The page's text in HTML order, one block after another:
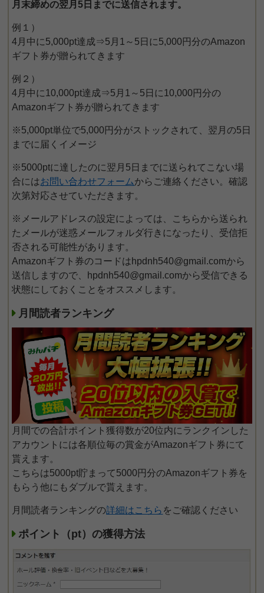
月末締めの翌月5日までに送信されます。
例１）
4月中に5,000pt達成⇒5月1～5日に5,000円分のAmazon
ギフト券が贈られてきます
例２）
4月中に10,000pt達成⇒5月1～5日に10,000円分の
Amazonギフト券が贈られてきます
※5,000pt単位で5,000円分がストックされて、翌月の5日
までに届くイメージ
※5000ptに達したのに翌月5日までに送られてこない場
合にはお問い合わせフォームからご連絡ください。確認
次第対応させていただきます。
※メールアドレスの設定によっては、こちらから送られ
たメールが迷惑メールフォルダ行きになったり、受信拒
否される可能性があります。
Amazonギフト券のコードはhpdnh540@gmail.comから
送信しますので、hpdnh540@gmail.comから受信できる
状態にしておくことをオススメします。
月間読者ランキング
月間での合計ポイント獲得数が20位内にランクインした
アカウントには各順位毎の賞金がAmazonギフト券にて
貰えます。
こちらは5000pt貯まって5000円分のAmazonギフト券を
もらう他にもダブルで貰えます。
月間読者ランキングの詳細はこちら をご確認ください
ポイント（pt）の獲得方法